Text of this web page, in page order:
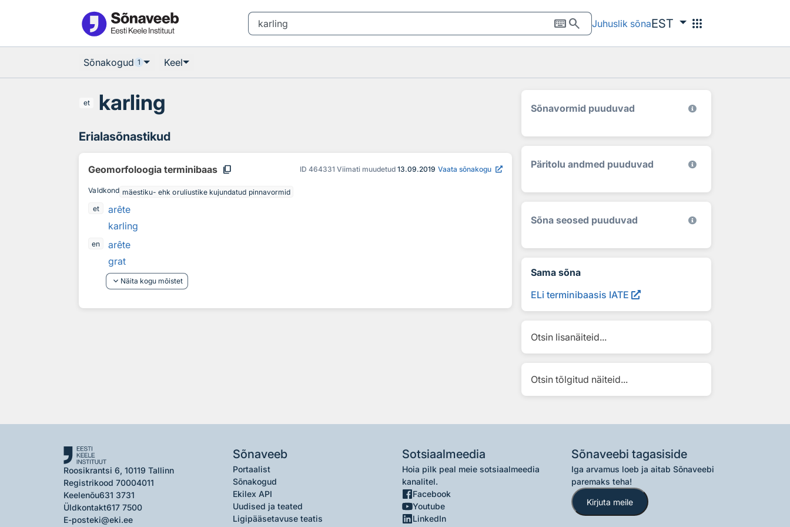
keyboardsearch Juhuslik sõnaEST apps
Sõnakogud 1 Keel
et karling
Erialasõnastikud
Geomorfoloogia terminibaas content_copy ID 464331 Viimati muudetud 13.09.2019 Vaata sõnakogu
Valdkond mäestiku- ehk oruliustike kujundatud pinnavormid
et
arête
karling
en
arête
grat
keyboard_arrow_down Näita kogu mõistet
Sõnavormid puuduvad
Päritolu andmed puuduvad
Sõna seosed puuduvad
Sama sõna
ELi terminibaasis IATE
Otsin lisanäiteid...
Otsin tõlgitud näiteid...
Roosikrantsi 6, 10119 Tallinn
Registrikood 70004011
Keelenõu631 3731
Üldkontakt617 7500
E-posteki@eki.ee
Sõnaveeb
Portaalist
Sõnakogud
Ekilex API
Uudised ja teated
Ligipääsetavuse teatis
Sotsiaalmeedia
Hoia pilk peal meie sotsiaalmeedia
kanalitel.
Facebook
Youtube
LinkedIn
Sõnaveebi tagasiside
Iga arvamus loeb ja aitab Sõnaveebi
paremaks teha!
Kirjuta meile